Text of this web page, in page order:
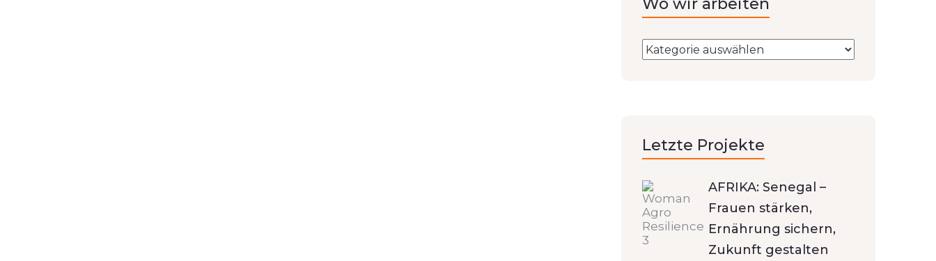
Wo wir arbeiten
Letzte Projekte
AFRIKA: Senegal –
Frauen stärken,
Ernährung sichern,
Zukunft gestalten